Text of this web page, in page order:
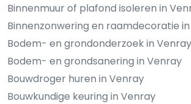
Binnenmuur of plafond isoleren in
Binnenzonwering en raamdecoratie
Bodem- en grondonderzoek in Venray
Bodem- en grondsanering in Venray
Bouwdroger huren in Venray
Bouwkundige keuring in Venray